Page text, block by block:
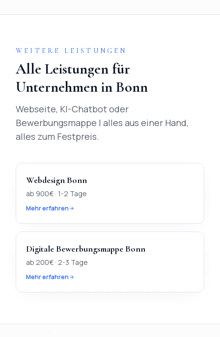
WEITERE LEISTUNGEN
Alle Leistungen für
Unternehmen inBonn
Webseite, KI-Chatbot oder
Bewerbungsmappe | alles aus einer Hand,
alles zum Festpreis.
Webdesign Bonn
ab 900€ · 1-2 Tage
Mehr erfahren
Digitale Bewerbungsmappe Bonn
ab 200€ · 2-3 Tage
Mehr erfahren